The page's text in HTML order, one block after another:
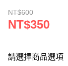
NT$600
NT$350
請選擇商品選項